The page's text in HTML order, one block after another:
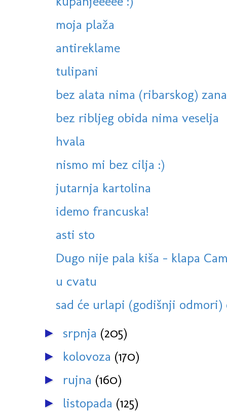
moja plaža
antireklame
tulipani
bez alata nima (ribarskog)
bez ribljeg obida nima veselja
hvala
nismo mi bez cilja :)
jutarnja kartolina
idemo francuska!
asti sto
Dugo nije pala kiša - klapa
u cvatu
sad će urlapi (godišnji odmori)
► srpnja (205)
► kolovoza (170)
► rujna (160)
► listopada (125)